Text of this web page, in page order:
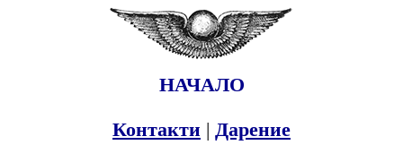
НАЧАЛО
Контакти | Дарение